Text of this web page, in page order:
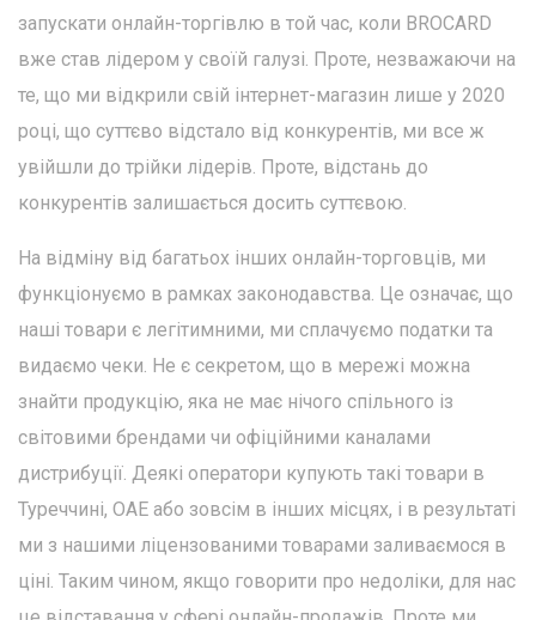
запускати онлайн-торгівлю в той час, коли BROCARD
вже став лідером у своїй галузі. Проте, незважаючи на
те, що ми відкрили свій інтернет-магазин лише у 2020
році, що суттєво відстало від конкурентів, ми все ж
увійшли до трійки лідерів. Проте, відстань до
конкурентів залишається досить суттєвою.
На відміну від багатьох інших онлайн-торговців, ми
функціонуємо в рамках законодавства. Це означає, що
наші товари є легітимними, ми сплачуємо податки та
видаємо чеки. Не є секретом, що в мережі можна
знайти продукцію, яка не має нічого спільного із
світовими брендами чи офіційними каналами
дистрибуції. Деякі оператори купують такі товари в
Туреччині, ОАЕ або зовсім в інших місцях, і в результаті
ми з нашими ліцензованими товарами заливаємося в
ціні. Таким чином, якщо говорити про недоліки, для нас